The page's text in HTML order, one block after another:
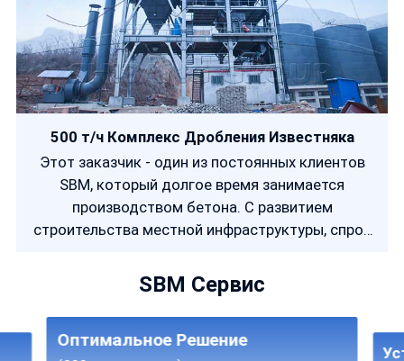
Этот заказчик - один из постоянных клиентов
SBM, который долгое время занимается
производством бетона. С развитием
строительства местной инфраструктуры, спрос
заполнитель значительно вырос. Поэтому они
надеялись, что SBM поможет им построить
комплекс по дроблению известняка для
получения песка.
500 т/ч Комплекс Дробления Известняка
SBM Сервис
Оптимальное Решение